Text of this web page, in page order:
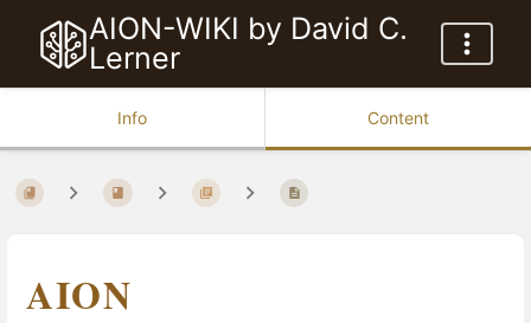
AION-WIKI by David C.
Lerner
Info Content
AION